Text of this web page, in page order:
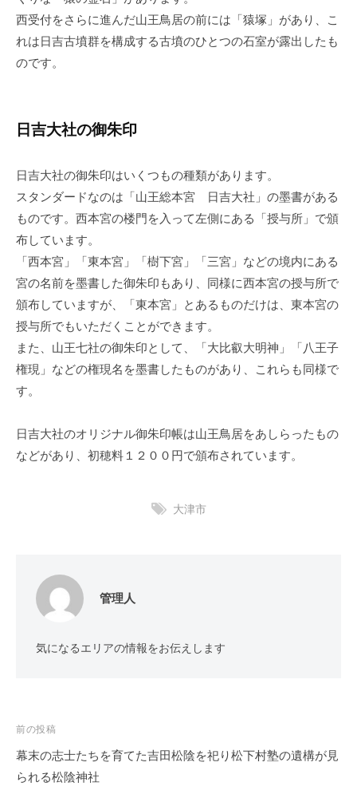
西受付をさらに進んだ山王鳥居の前には「猿塚」があり、こ
れは日吉古墳群を構成する古墳のひとつの石室が露出したも
のです。
日吉大社の御朱印
日吉大社の御朱印はいくつもの種類があります。
スタンダードなのは「山王総本宮 日吉大社」の墨書がある
ものです。西本宮の楼門を入って左側にある「授与所」で頒
布しています。
「西本宮」「東本宮」「樹下宮」「三宮」などの境内にある
宮の名前を墨書した御朱印 もあり、同様に西本宮の授与所で
頒布していますが、「東本宮」とあるものだけは、東本宮の
授与所でもいただくことができます。
また、山王七社の御朱印として、「大比叡大明神」「八王子
権現」などの権現名を墨書したものがあり、これらも同様で
す。
日吉大社のオリジナル御朱印帳は山王鳥居をあしらったもの
などがあり、初穂料１２００円で頒布されています。
大津市
管理人
気になるエリアの情報をお伝えします
投
稿
ナ
前の投稿
幕末の志士たちを育てた吉田松陰を祀り松下村塾の遺構が見
られる松陰神社